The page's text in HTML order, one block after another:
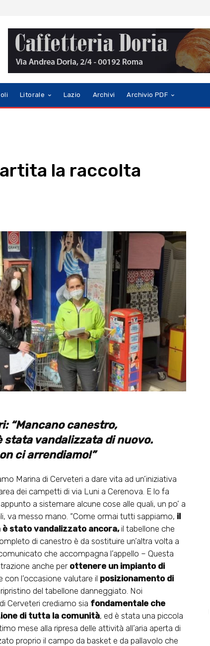
Litorale Lazio Archivi Archivio PDF
la raccolta
“Mancano canestro,
stata vandalizzata di nuovo.
ci arrendiamo!”
Marina di Cerveteri a dare vita ad un’iniziativa
dei campetti di via Luni a Cerenova. E lo fa
a sistemare alcune cose alle quali, un po’ a
va messo mano. “Come ormai tutti sappiamo, il
è stato vandalizzato ancora,il tabellone che
di canestro è da sostituire un’altra volta a
che accompagna l’appello – Questa
anche per ottenere un impianto di
con l’occasione valutare il posizionamento di
del tabellone danneggiato. Noi
Cerveteri crediamo sia fondamentale che
di tutta la comunità, ed è stata una piccola
mese alla ripresa delle attività all’aria aperta di
proprio il campo da basket e da pallavolo che